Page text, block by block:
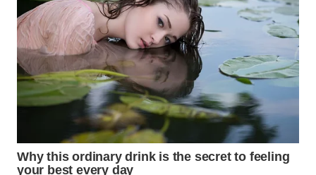
WN
TANGERANG
WN
BINJAI
CIREBON